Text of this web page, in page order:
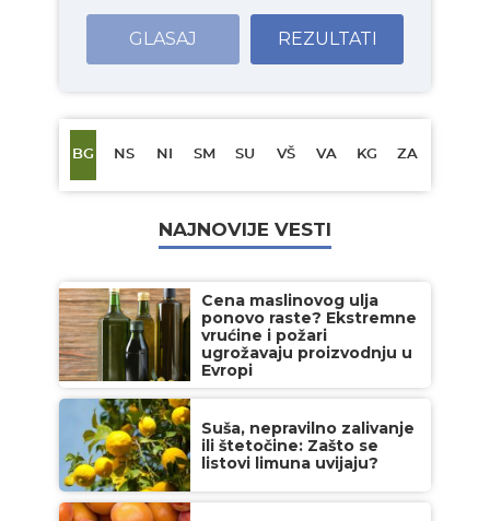
GLASAJ REZULTATI
BG NS NI SM SU VŠ VA KG ZA
NAJNOVIJE VESTI
Cena maslinovog ulja
ponovo raste? Ekstremne
vrućine i požari
ugrožavaju proizvodnju u
Evropi
Suša, nepravilno zalivanje
ili štetočine: Zašto se
listovi limuna uvijaju?